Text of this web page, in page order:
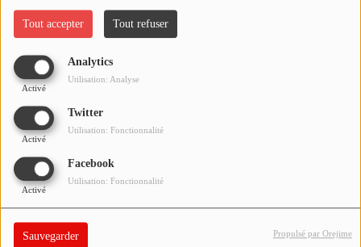
Tout accepter Tout refuser
Analytics
Activé
Utilisation: Analyse
Twitter
Activé
Utilisation: Fonctionnalité
Facebook
Activé
Utilisation: Fonctionnalité
Sauvegarder Propulsé par Orejime
ANNONCEURS & ESPACE PRO
VOTRE PUBLICITÉ SUR PONTACQ RADIO
LOCATION DE STUDIOS
ÉDUCATION AUX MÉDIAS ET À
L'INFORMATION
EN QUOI ÇA CONSISTE ?
ÉCOUTEZ LES PRODUCTIONS
Il semble que la page que vous recherchez n’existe plus.